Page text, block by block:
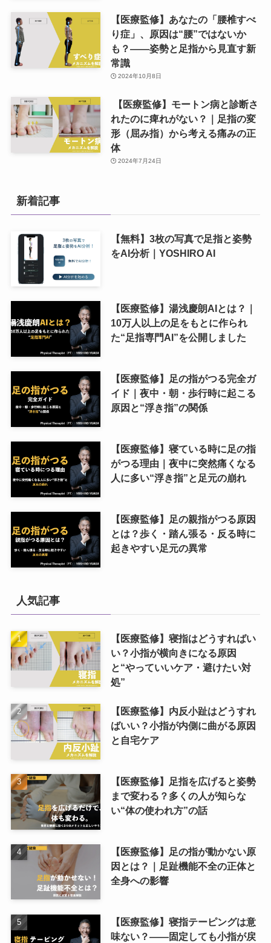
【医療監修】あなたの「腰椎すべ
り症」、原因は“腰”ではないか
も？——姿勢と足指から見直す新
常識
2024年10月8日
【医療監修】モートン病と診断さ
れたのに痺れがない？｜足指の変
形（屈み指）から考える痛みの正
体
2024年7月24日
新着記事
【無料】3枚の写真で足指と姿勢
をAI分析｜YOSHIRO AI
【医療監修】湯浅慶朗AIとは？｜
10万人以上の足をもとに作られ
た“足指専門AI”を公開しました
【医療監修】足の指がつる完全ガ
イド｜夜中・朝・歩行時に起こる
原因と“浮き指”の関係
【医療監修】寝ている時に足の指
がつる理由｜夜中に突然痛くなる
人に多い“浮き指”と足元の崩れ
【医療監修】足の親指がつる原因
とは？歩く・踏ん張る・反る時に
起きやすい足元の異常
人気記事
【医療監修】寝指はどうすればい
い？小指が横向きになる原因
と“やっていいケア・避けたい対
処”
【医療監修】内反小趾はどうすれ
ばいい？小指が内側に曲がる原因
と自宅ケア
【医療監修】足指を広げると姿勢
まで変わる？多くの人が知らな
い“体の使われ方”の話
【医療監修】足の指が動かない原
因とは？｜足趾機能不全の正体と
全身への影響
【医療監修】寝指テーピングは意
味ない？――固定しても小指が戻